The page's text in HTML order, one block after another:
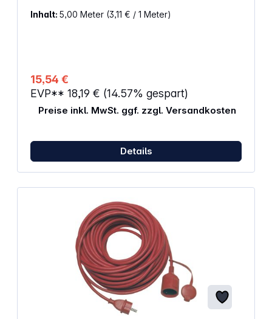
Inhalt: 5,00 Meter (3,11 € / 1 Meter)
15,54 €
EVP** 18,19 € (14.57% gespart)
Preise inkl. MwSt. ggf. zzgl. Versandkosten
Details